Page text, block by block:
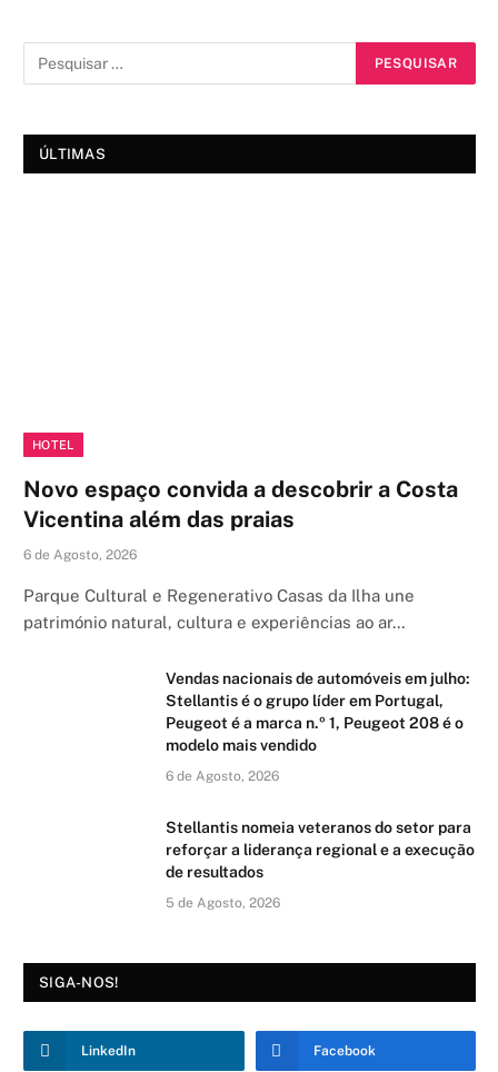
ÚLTIMAS
HOTEL
Novo espaço convida a descobrir a Costa
Vicentina além das praias
6 de Agosto, 2026
Parque Cultural e Regenerativo Casas da Ilha une
património natural, cultura e experiências ao ar…
Vendas nacionais de automóveis em julho:
Stellantis é o grupo líder em Portugal,
Peugeot é a marca n.º 1, Peugeot 208 é o
modelo mais vendido
6 de Agosto, 2026
Stellantis nomeia veteranos do setor para
reforçar a liderança regional e a execução
de resultados
5 de Agosto, 2026
SIGA-NOS!
LinkedIn Facebook